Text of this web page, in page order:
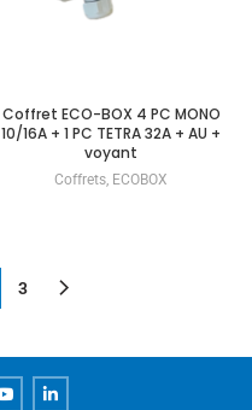
Coffret ECO-BOX 4 PC MONO
10/16A + 1 PC TETRA 32A + AU +
voyant
Coffrets, ECOBOX
3